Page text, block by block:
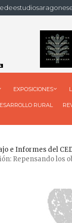
EXPOSICIONES
RURAL
e Informes del
Repensando los